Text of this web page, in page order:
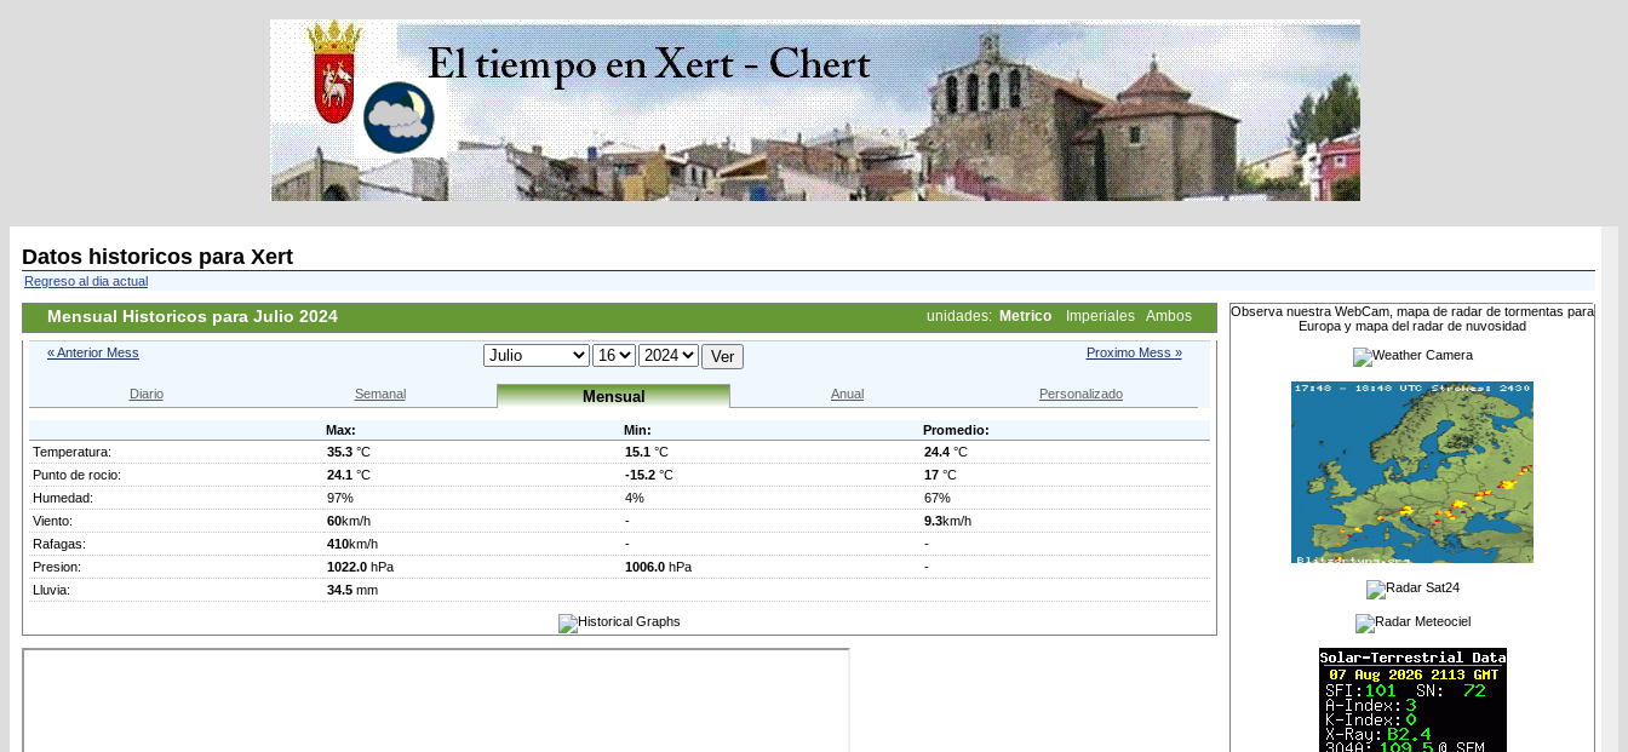
Datos historicos para Xert
Regreso al dia actual
Mensual Historicos para Julio 2024 unidades: Metrico Imperiales Ambos
« Anterior Mess Proximo Mess »
Diario Semanal Mensual Anual Personalizado
Max: Min:
Promedio:
Temperatura:
35.3 °C 15.1 °C 24.4 °C
Punto de rocio:
24.1 °C -15.2 °C 17 °C
Humedad:
97% 4%
67%
Viento:
60km/h - 9.3km/h
Rafagas:
410km/h -
-
Presion:
1022.0 hPa 1006.0 hPa
-
Lluvia:
34.5 mm
Observa nuestra WebCam, mapa de radar de tormentas para
Europa y mapa del radar de nuvosidad